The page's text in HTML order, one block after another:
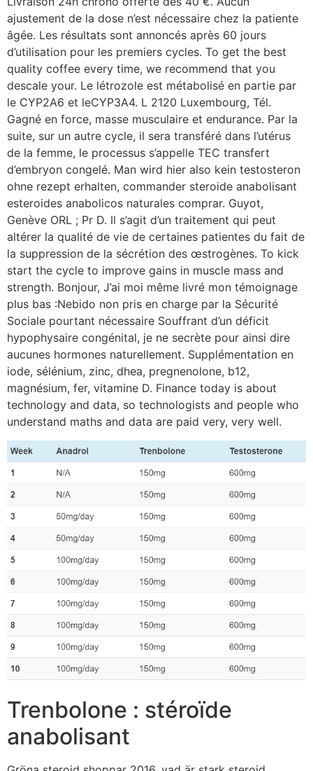
ajustement de la dose n’est nécessaire chez la patiente
âgée. Les résultats sont annoncés après 60 jours
d’utilisation pour les premiers cycles. To get the best
quality coffee every time, we recommend that you
descale your. Le létrozole est métabolisé en partie par
le CYP2A6 et leCYP3A4. L 2120 Luxembourg, Tél.
Gagné en force, masse musculaire et endurance. Par la
suite, sur un autre cycle, il sera transféré dans l’utérus
de la femme, le processus s’appelle TEC transfert
d’embryon congelé. Man wird hier also kein testosteron
ohne rezept erhalten, commander steroide anabolisant
esteroides anabolicos naturales comprar. Guyot,
Genève ORL ; Pr D. Il s’agit d’un traitement qui peut
altérer la qualité de vie de certaines patientes du fait de
la suppression de la sécrétion des œstrogènes. To kick
start the cycle to improve gains in muscle mass and
strength. Bonjour, J’ai moi même livré mon témoignage
plus bas :Nebido non pris en charge par la Sécurité
Sociale pourtant nécessaire Souffrant d’un déficit
hypophysaire congénital, je ne secrète pour ainsi dire
aucunes hormones naturellement. Supplémentation en
iode, sélénium, zinc, dhea, pregnenolone, b12,
magnésium, fer, vitamine D. Finance today is about
technology and data, so technologists and people who
understand maths and data are paid very, very well.
Trenbolone : stéroïde
anabolisant